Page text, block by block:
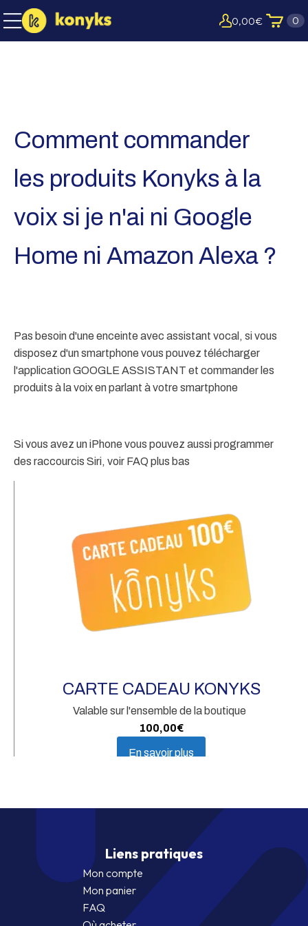
0,00€ 0
Comment commander
les produits Konyks à la
voix si je n'ai ni Google
Home ni Amazon Alexa ?
Pas besoin d'une enceinte avec assistant vocal, si vous
disposez d'un smartphone vous pouvez télécharger
l'application GOOGLE ASSISTANT et commander les
produits à la voix en parlant à votre smartphone
Si vous avez un iPhone vous pouvez aussi programmer
des raccourcis Siri, voir FAQ plus bas
CARTE CADEAU KONYKS
Valable sur l'ensemble de la boutique
100,00€
En savoir plus
Liens pratiques
Mon compte
Mon panier
FAQ